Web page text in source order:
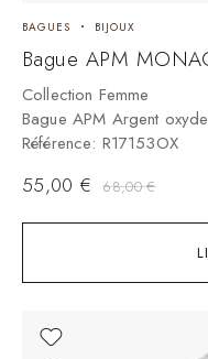
BAGUES BIJOUX
Bague APM
Collection Femme
Bague APM Argent
Référence: R17153OX
68,00€
55,00 €